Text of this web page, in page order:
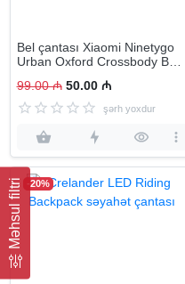
Məhsul filtri
Bel çantası Xiaomi Ninetygo
Urban Oxford Crossbody Bag
99.00 ₼ 50.00 ₼
şərh yoxdur
-20%